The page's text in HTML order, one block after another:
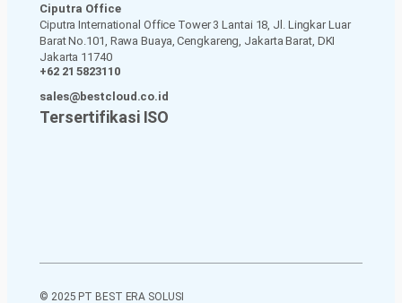
Ciputra Office
Ciputra International Office Tower 3 Lantai 18, Jl. Lingkar Luar
Barat No.101, Rawa Buaya, Cengkareng, Jakarta Barat, DKI
Jakarta 11740
+62 21 5823110
sales@bestcloud.co.id
Tersertifikasi ISO
© 2025 PT BEST ERA SOLUSI